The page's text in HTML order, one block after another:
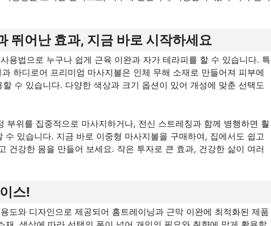
뛰어난 효과, 지금 바로 시작하세요
용법으로 누구나 쉽게 근육 이완과 자가 테라피를 할 수 있습니다. 특
하디로어 프리미엄 마사지볼은 인체 무해 소재로 만들어져 피부에
수 있습니다. 다양한 색상과 크기 옵션이 있어 개성에 맞춘 선택도
부위를 집중적으로 마사지하거나, 전신 스트레칭과 함께 병행하면 훨
수 있습니다. 지금 바로 이중형 마사지볼을 구매하여, 집에서도 쉽고
건강한 몸을 만들어 보세요. 작은 투자로 큰 효과, 건강한 삶이 여러
스!
도와 디자인으로 제공되어 홈트레이닝과 근막 이완에 최적화된 제품